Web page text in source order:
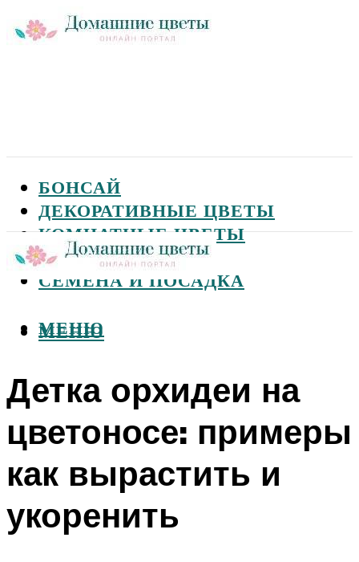
БОНСАЙ
ДЕКОРАТИВНЫЕ ЦВЕТЫ
КОМНАТНЫЕ ЦВЕТЫ
САДОВЫЕ ЦВЕТЫ
СЕМЕНА И ПОСАДКА
МЕНЮ
МЕНЮ
Детка орхидеи на
цветоносе: примеры
как вырастить и
укоренить